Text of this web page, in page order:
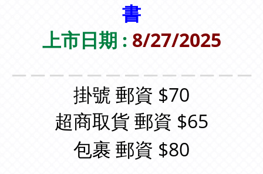
書
上市日期 : 8/27/2025
掛號 郵資 $70
超商取貨 郵資 $65
包裹 郵資 $80